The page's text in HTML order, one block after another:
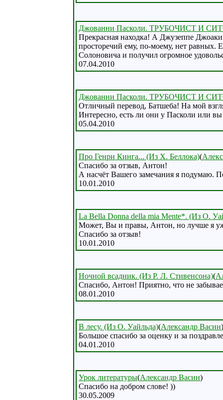
Джованни Пасколи. ТРУБОЧИСТ И
Прекрасная находка! А Джузеппе
просторечий ему, по-моему, нет равных.
Солоновича и получил огромное
07.04.2010
Джованни Пасколи. ТРУБОЧИСТ И
Отличный перевод, Батшеба! На мой
Интересно, есть ли они у Пасколи или
05.04.2010
Про Генри Кинга... (Из Х. Беллока)(
Спасибо за отзыв, Антон!
А насчёт Вашего замечания я подумаю.
10.01.2010
La Bella Donna della mia Mente*. (Из О.
Может, Вы и правы, Антон, но лучше я
Спасибо за отзыв!
10.01.2010
Ночной всадник. (Из Р. Л. Стивенсона)(
Спасибо, Антон! Приятно, что не
08.01.2010
В лесу. (Из О. Уайльда)(Александр Васин)
Большое спасибо за оценку и за
04.01.2010
Урок литературы(Александр Васин)
Спасибо на добром слове! ))
30.05.2009